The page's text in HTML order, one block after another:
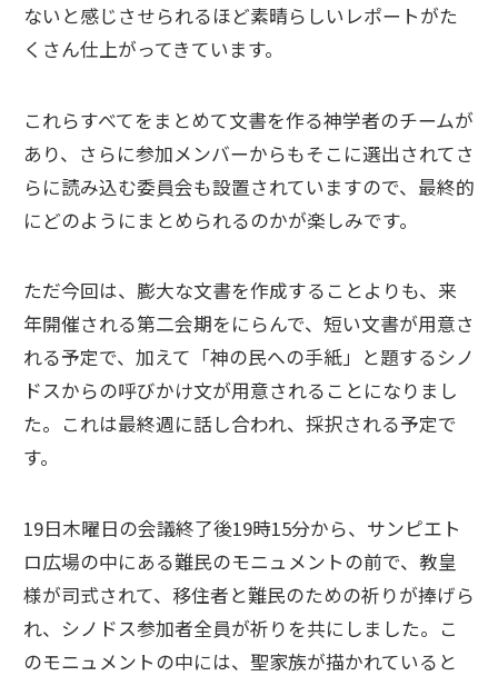
ないと感じさせられるほど素晴らしいレポートがた
くさん仕上がってきています。
これらすべてをまとめて文書を作る神学者のチームが
あり、さらに参加メンバーからもそこに選出されてさ
らに読み込む委員会も設置されていますので、最終的
にどのようにまとめられるのかが楽しみです。
ただ今回は、膨大な文書を作成することよりも、来
年開催される第二会期をにらんで、短い文書が用意さ
れる予定で、加えて「神の民への手紙」と題するシノ
ドスからの呼びかけ文が用意されることになりまし
た。これは最終週に話し合われ、採択される予定で
す。
19日木曜日の会議終了後19時15分から、サンピエト
ロ広場の中にある難民のモニュメントの前で、教皇
様が司式されて、移住者と難民のための祈りが捧げら
れ、シノドス参加者全員が祈りを共にしました。こ
のモニュメントの中には、聖家族が描かれていると